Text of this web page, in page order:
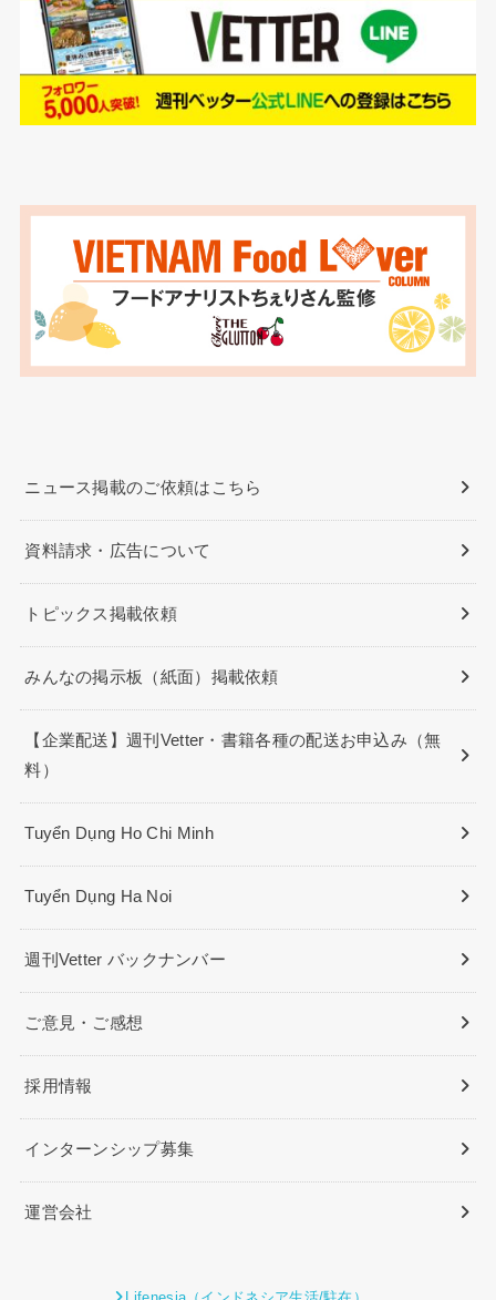
ニュース掲載のご依頼はこちら
資料請求・広告について
トピックス掲載依頼
みんなの掲示板（紙面）掲載依頼
【企業配送】週刊Vetter・書籍各種の配送お申込み（無
料）
Tuyển Dụng Ho Chi Minh
Tuyển Dụng Ha Noi
週刊Vetter バックナンバー
ご意見・ご感想
採用情報
インターンシップ募集
運営会社